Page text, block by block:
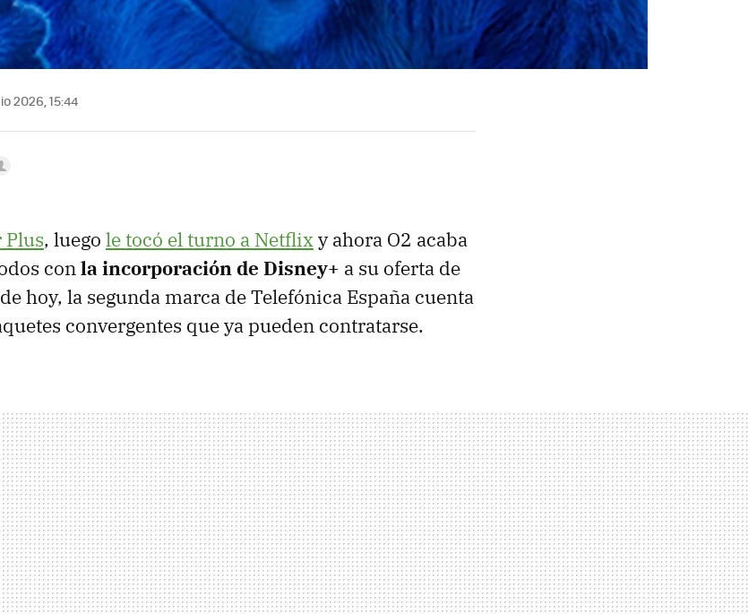
2026, 15:44
Plus, luego le tocó el turno a Netflixy ahora O2 acaba
conla incorporación de Disney+ a su oferta de
hoy, la segunda marca de Telefónica España cuenta
convergentes que ya pueden contratarse.